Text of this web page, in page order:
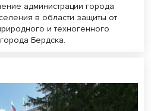
администрации города
в области защиты от
и техногенного
Бердска.